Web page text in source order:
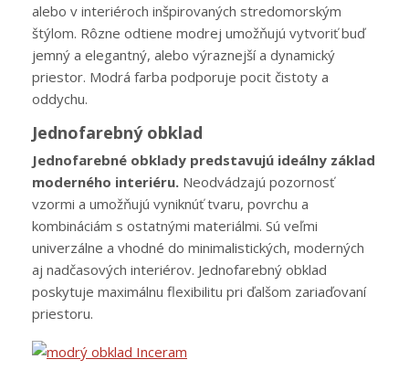
alebo v interiéroch inšpirovaných stredomorským
štýlom. Rôzne odtiene modrej umožňujú vytvoriť buď
jemný a elegantný, alebo výraznejší a dynamický
priestor. Modrá farba podporuje pocit čistoty a
oddychu.
Jednofarebný obklad
Jednofarebné obklady predstavujú ideálny základ
moderného interiéru. Neodvádzajú pozornosť
vzormi a umožňujú vyniknúť tvaru, povrchu a
kombináciám s ostatnými materiálmi. Sú veľmi
univerzálne a vhodné do minimalistických, moderných
aj nadčasových interiérov. Jednofarebný obklad
poskytuje maximálnu flexibilitu pri ďalšom zariaďovaní
priestoru.